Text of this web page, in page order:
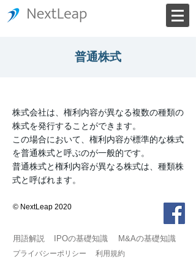
普通株式
株式会社は、権利内容が異なる複数の種類の
株式を発行することができます。
この場合において、権利内容が標準的な株式
を普通株式と呼ぶのが一般的です。
普通株式と権利内容が異なる株式は、種類株
式と呼ばれます。
© NextLeap 2020
用語解説 IPOの基礎知識 M&Aの基礎知識
プライバシーポリシー 利用規約